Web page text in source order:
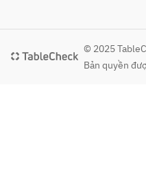
© 2025
Bản quyền